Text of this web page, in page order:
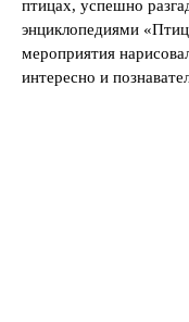
птицах, успешно
энциклопедиями
мероприятия
интересно и